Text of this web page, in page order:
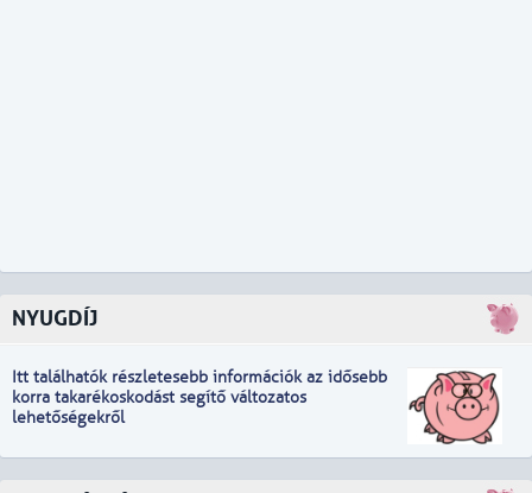
NYUGDÍJ
Itt találhatók részletesebb információkaz idősebb
korra takarékoskodást segítő változatos
lehetőségekről